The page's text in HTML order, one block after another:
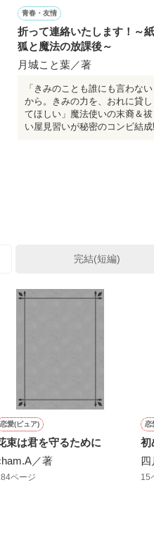
青春・友情
折って連絡いたします！～
狐と魔法の放課後～
月城こと葉／著
「きみのことも誰にも言わない
から。きみの力を、おれに貸し
てほしい」魔法使いの末裔＆祓
い屋見習いが秘密のコンビ結成
完結(短編)
恋愛(ピュア)
束は君を守るために
／著
ページ
恋
初
四
15